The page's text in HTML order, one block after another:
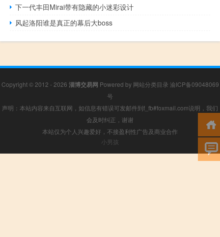
下一代丰田Mirai带有隐藏的小迷彩设计
风起洛阳谁是真正的幕后大boss
Copyright © 2012 - 2026 淄博交易网 Powered by 网站分类目录 渝ICP备09048069
号
声明：本站内容来自互联网，如信息有错误可发邮件到f_fb#foxmail.com说明，我们
会及时纠正，谢谢
本站仅为个人兴趣爱好，不接盈利性广告及商业合作
小男孩